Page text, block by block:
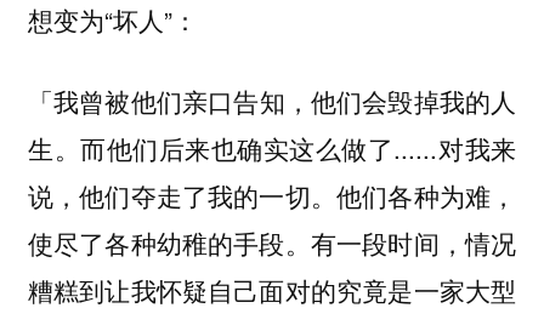
想变为“坏人”：
「我曾被他们亲口告知，他们会毁掉我的人
生。而他们后来也确实这么做了......对我来
说，他们夺走了我的一切。他们各种为难，
使尽了各种幼稚的手段。有一段时间，情况
糟糕到让我怀疑自己面对的究竟是一家大型